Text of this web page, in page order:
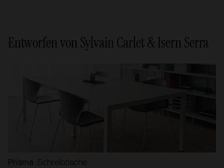
Entworfen von Sylvain Carlet & Isern Serra
Prisma Schreibtische